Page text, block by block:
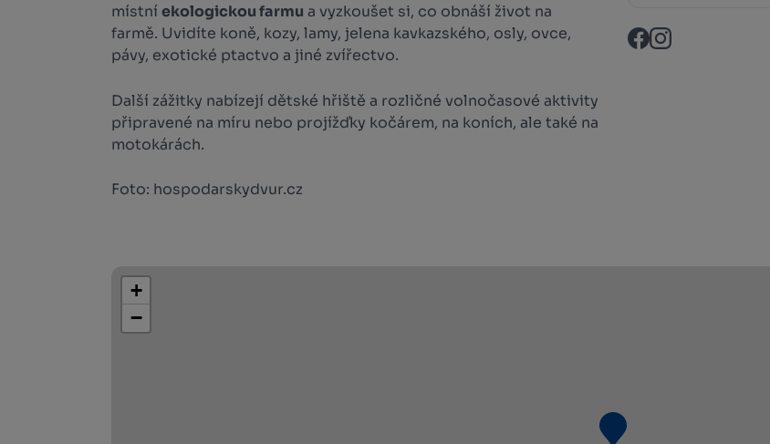
místní ekologickou farmu a vyzkoušet si, co obnáší život na
farmě. Uvidíte koně, kozy, lamy, jelena kavkazského, osly, ovce,
pávy, exotické ptactvo a jiné zvířectvo.
Další zážitky nabízejí dětské hřiště a rozličné volnočasové aktivity
připravené na míru nebo projížďky kočárem, na koních, ale také na
motokárách.
Foto: hospodarskydvur.cz
+
−